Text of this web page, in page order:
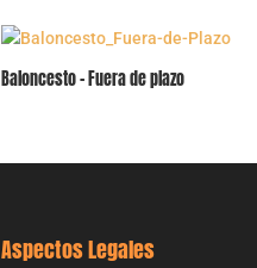
Baloncesto – Fuera de plazo
Aspectos Legales